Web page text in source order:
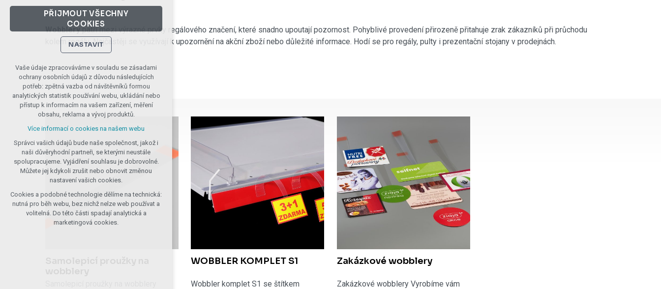
Wobblerypatří mezi výrazné prvky regálového značení, které snadno upoutají pozornost. Pohyblivé provedení přirozeně přitahuje zrak zákazníků při průchodu
kolem regálu. Nejčastěji se využívají k upozornění na akční zboží nebo důležité informace. Hodí se pro regály, pulty i prezentační stojany v prodejnách.
WOBBLER KOMPLET S1
Wobbler komplet S1 se štítkem
Zakázkové wobblery
Zakázkové wobblery Vyrobíme vám
PŘIJMOUT VŠECHNY
COOKIES
NASTAVIT
Technická cookies
nutná pro provozování webu
udržení kontextu stránek (session): případná
přihlášení, volby jazyka, apod.
Volitelná cookies
analytická pro anonymizované vyhodnocení
návštěvnosti
marketingová cookies (Google, Seznam,
Facebook)
Více informací o cookies na našem webu
PŘIJMOUT VŠECHNY COOKIES
ODMÍTNOUT VOLITELNÁ
Vaše údaje zpracováváme v souladu se zásadami
ochrany osobních údajů z důvodu následujících
potřeb: zpětná vazba od návštěvníků formou
analytických statistik používání webu, ukládání nebo
přístup k informacím na vašem zařízení, měření
obsahu, reklama a vývoj produktů.
Více informací o cookies na našem webu
Správci vašich údajů bude naše společnost, jakož i
naši důvěryhodní partneři, se kterými neustále
spolupracujeme. Vyjádření souhlasu je dobrovolné.
Můžete jej kdykoli zrušit nebo obnovit změnou
nastavení vašich cookies.
Cookies a podobné technologie dělíme na technická:
nutná pro běh webu, bez nichž nelze web používat a
volitelná. Do této části spadají analytická a
marketingová cookies.